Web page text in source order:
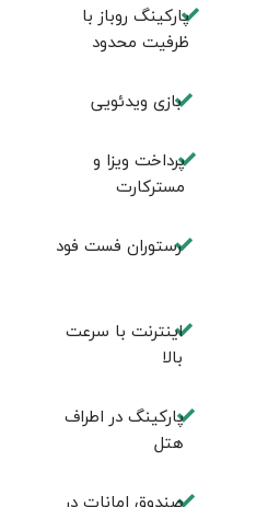
پارکینگ روباز با
ظرفیت محدود
بازی ویدئویی
پرداخت ویزا و
مسترکارت
رستوران فست فود
اینترنت با سرعت
بالا
پارکینگ در اطراف
هتل